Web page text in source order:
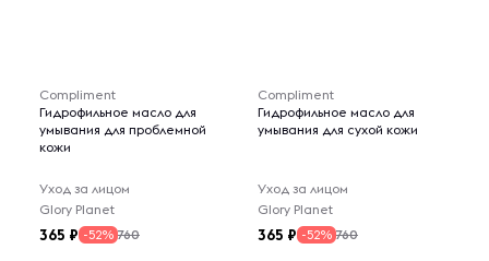
Compliment
Гидрофильное масло для
умывания для проблемной
кожи
Уход за лицом
Glory Planet
365 -52% 760
Compliment
Гидрофильное масло для
умывания для сухой кожи
Уход за лицом
Glory Planet
365 -52% 760